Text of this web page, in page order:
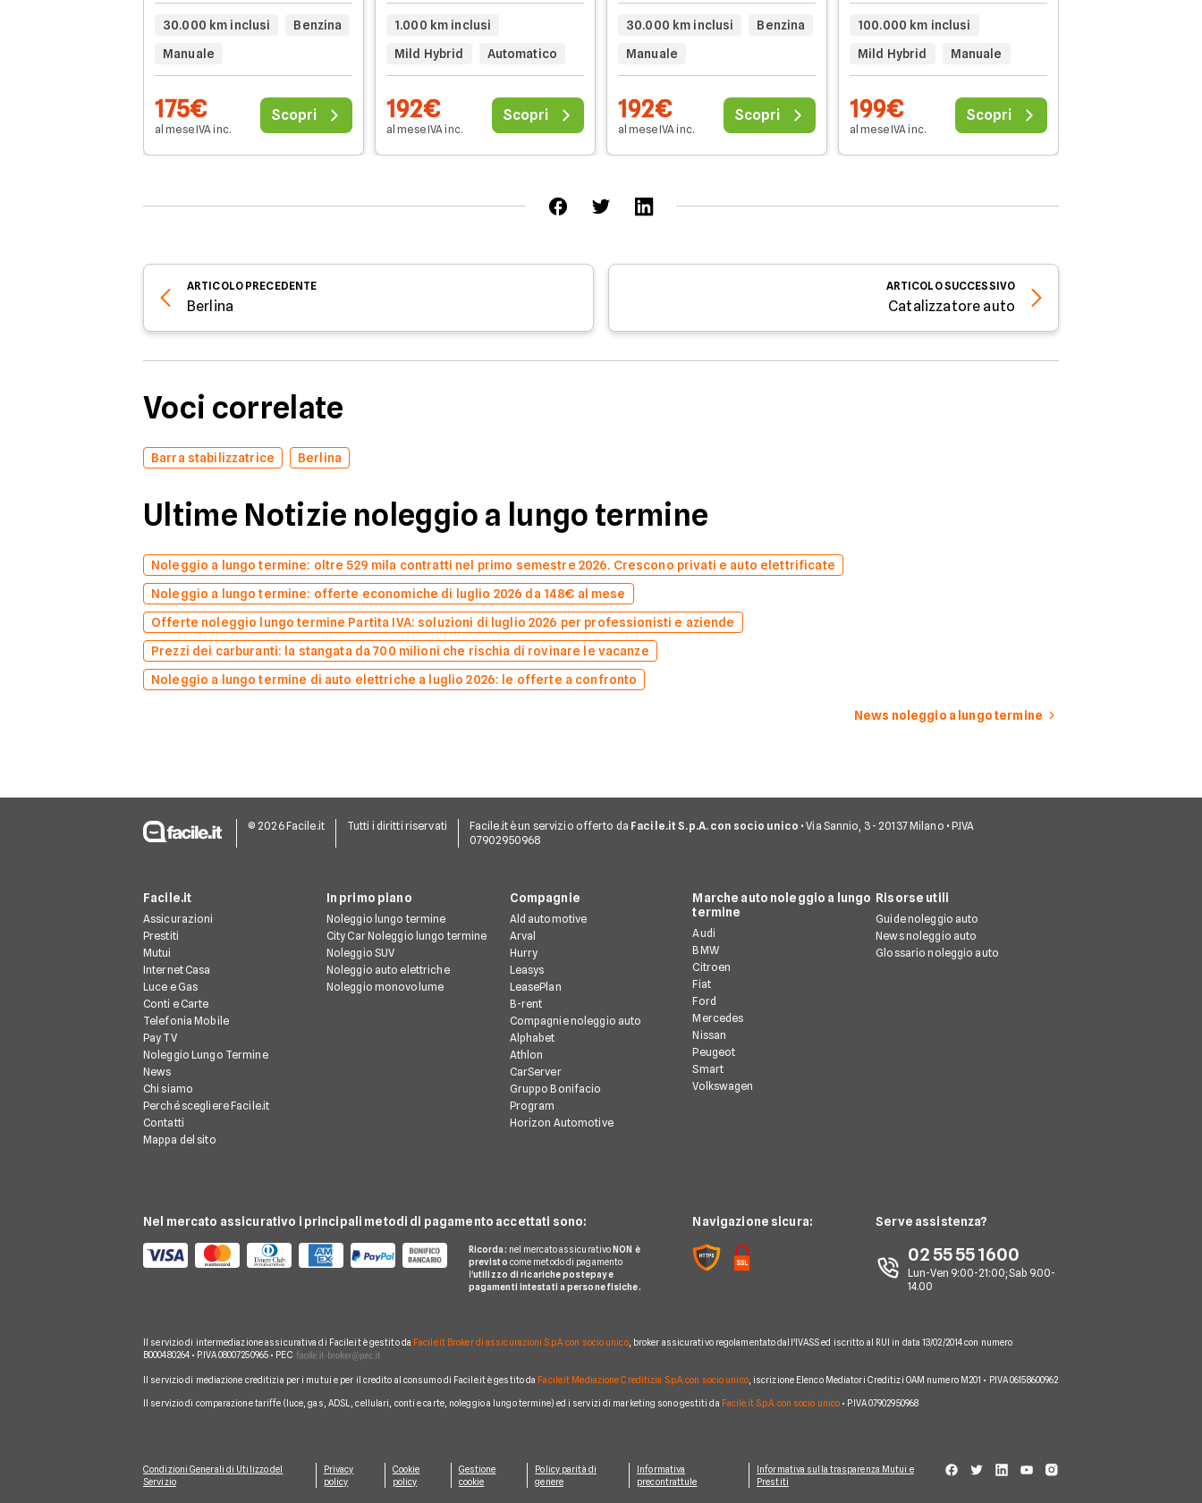
30.000 km inclusi
Benzina
Manuale
175€
al mese IVA inc.
Scopri
1.000 km inclusi
Mild Hybrid
Automatico
192€
al mese IVA inc.
Scopri
30.000 km inclusi
Benzina
Manuale
192€
al mese IVA inc.
Scopri
100.000 km inclusi
Mild Hybrid
Manuale
199€
al mese IVA inc.
Scopri
ARTICOLO PRECEDENTE
Berlina
ARTICOLOSUCCESSIVO
Catalizzatore auto
Voci correlate
Barra stabilizzatrice Berlina
Ultime Notizie noleggio a lungo termine
Noleggio a lungo termine: oltre 529 mila contratti nel primo semestre 2026. Crescono privati e auto elettrificate
Noleggio a lungo termine: offerte economiche di luglio 2026 da 148€ al mese
Offerte noleggio lungo termine Partita IVA: soluzioni di luglio 2026 per professionisti e aziende
Prezzi dei carburanti: la stangata da 700 milioni che rischia di rovinare le vacanze
Noleggio a lungo termine di auto elettriche a luglio 2026: le offerte a confronto
News noleggio a lungo termine
© 2026 Facile.it Tutti i diritti riservati Facile.it è un servizio offerto da Facile.it S.p.A. con socio unico • Via Sannio, 3 - 20137 Milano • P.IVA
07902950968
Facile.it
Assicurazioni
Prestiti
Mutui
Internet Casa
Luce e Gas
Conti e Carte
Telefonia Mobile
Pay TV
Noleggio Lungo Termine
News
Chi siamo
Perché scegliere Facile.it
Contatti
Mappa del sito
In primo piano
Noleggio lungo termine
City Car Noleggio lungo termine
Noleggio SUV
Noleggio auto elettriche
Noleggio monovolume
Compagnie
Ald automotive
Arval
Hurry
Leasys
LeasePlan
B-rent
Compagnie noleggio auto
Alphabet
Athlon
CarServer
Gruppo Bonifacio
Program
Horizon Automotive
Marche auto noleggio a lungo
termine
Audi
BMW
Citroen
Fiat
Ford
Mercedes
Nissan
Peugeot
Smart
Volkswagen
Risorse utili
Guide noleggio auto
News noleggio auto
Glossario noleggio auto
Nel mercato assicurativo i principali metodi di pagamento accettati sono:
Ricorda: nel mercato assicurativo NON è
previsto come metodo di pagamento
l'utilizzo di ricariche postepay e
pagamenti intestati a persone fisiche.
Navigazione sicura: Serve assistenza?
02 55 55 1600
Lun-Ven 9:00-21:00; Sab 9.00-
14.00
Il servizio di intermediazione assicurativa di Facile.it è gestito da Facile.it Broker di assicurazioni S.p.A. con socio unico, broker assicurativo regolamentato dall'IVASS ed iscritto al RUI in data 13/02/2014 con numero
B000480264 • P.IVA 08007250965 • PEC
Il servizio di mediazione creditizia per i mutui e per il credito al consumo di Facile.it è gestito da Facile.it Mediazione Creditizia S.p.A. con socio unico, iscrizione Elenco Mediatori Creditizi OAM numero M201 • P.IVA 06158600962
Il servizio di comparazione tariffe (luce, gas, ADSL, cellulari, conti e carte, noleggio a lungo termine) ed i servizi di marketing sono gestiti da Facile.it S.p.A. con socio unico • P.IVA 07902950968
Condizioni Generali di Utilizzo del
Servizio
Privacy
policy
Cookie
policy
Gestione
cookie
Policy parità di
genere
Informativa
precontrattule
Informativa sulla trasparenza Mutui e
Prestiti